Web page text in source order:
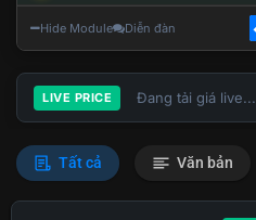
Hide Module Diễn đàn
LIVE PRICE Đang tải giá live...
Tất cả Văn bản